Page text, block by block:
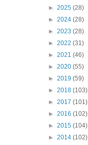
► 2025 (28)
► 2024 (28)
► 2023 (28)
► 2022 (31)
► 2021 (46)
► 2020 (55)
► 2019 (59)
► 2018 (103)
► 2017 (101)
► 2016 (102)
► 2015 (104)
► 2014 (102)